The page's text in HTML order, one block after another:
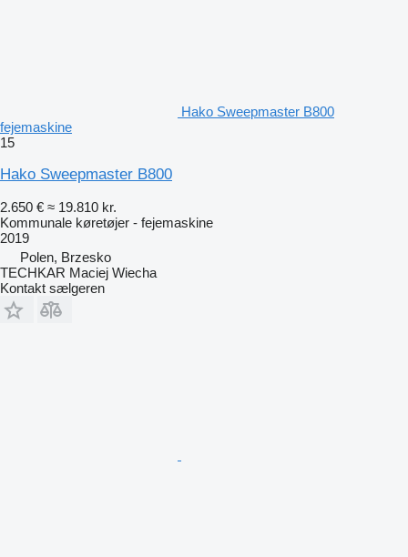
Hako Sweepmaster B800
fejemaskine
15
Hako Sweepmaster B800
2.650 € ≈ 19.810 kr.
Kommunale køretøjer - fejemaskine
2019
Polen, Brzesko
TECHKAR Maciej Wiecha
Kontakt sælgeren